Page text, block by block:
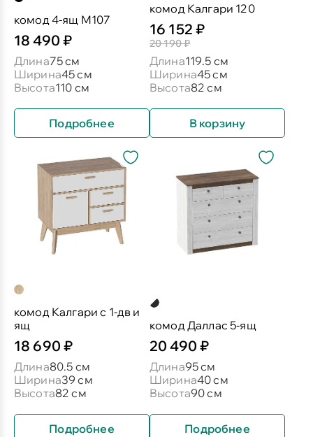
комод 4-ящ М107
18 490 ₽
Длина75 см
Ширина45 см
Высота110 см
Подробнее
комод Калгари 120
16 152 ₽
20 190 ₽
Длина119.5 см
Ширина45 см
Высота82 см
В корзину
комод Калгари с 1-дв и
ящ
18 690 ₽
Длина80.5 см
Ширина39 см
Высота82 см
Подробнее
комод Даллас 5-ящ
20 490 ₽
Длина95 см
Ширина40 см
Высота90 см
Подробнее